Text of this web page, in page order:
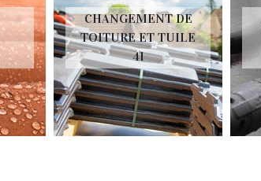
CHANGEMENT DE
TOITURE ET TUILE
41